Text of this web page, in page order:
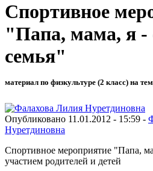
Спортивное
"Папа, мама, я -
семья"
материал по физкультуре (2 класс) на
Опубликовано 11.01.2012 - 15:59 -
Нуретдиновна
Спортивное мероприятие "Папа,
участием родителей и детей